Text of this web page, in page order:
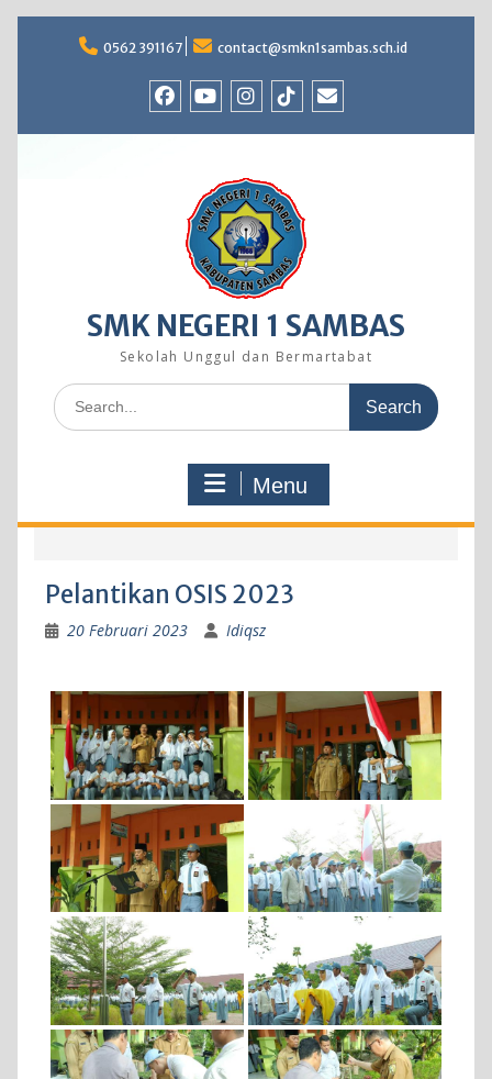
0562 391167 contact@smkn1sambas.sch.id
SMK NEGERI 1 SAMBAS
Sekolah Unggul dan Bermartabat
Search
for:
Menu
Pelantikan OSIS 2023
20 Februari 2023 Idiqsz